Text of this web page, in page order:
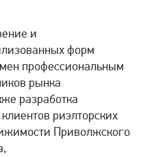
и
форм
профессиональным
рынка
разработка
риэлторских
Приволжского